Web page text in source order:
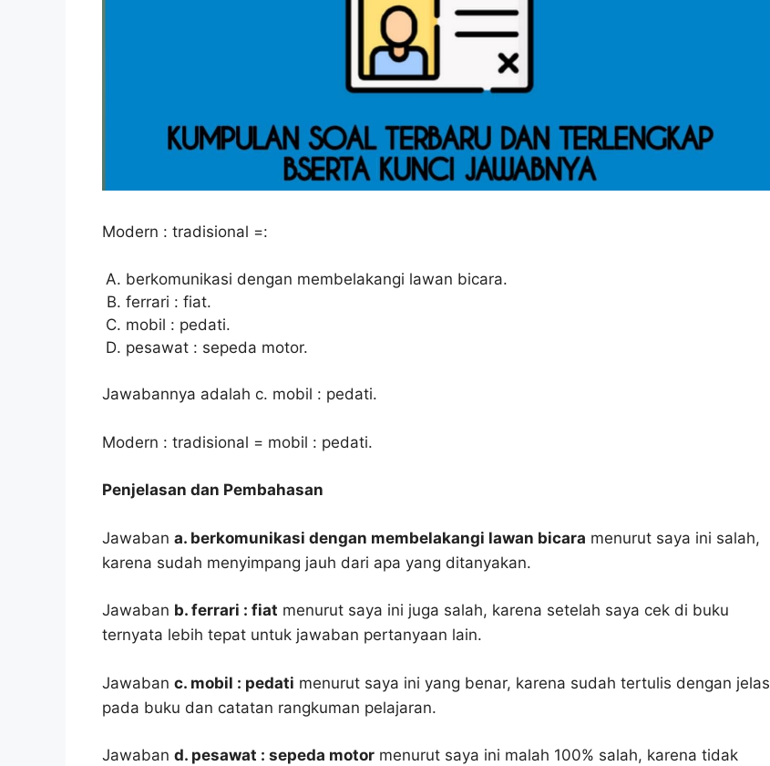
Modern : tradisional =:
berkomunikasi dengan membelakangi lawan bicara.
ferrari : fiat.
mobil : pedati.
pesawat : sepeda motor.
Jawabannya adalah c. mobil : pedati.
Modern : tradisional = mobil : pedati.
Penjelasan dan Pembahasan
Jawaban a. berkomunikasi dengan membelakangi lawan bicara menurut saya ini salah,
karena sudah menyimpang jauh dari apa yang ditanyakan.
Jawaban b. ferrari : fiat menurut saya ini juga salah, karena setelah saya cek di buku
ternyata lebih tepat untuk jawaban pertanyaan lain.
Jawaban c. mobil : pedati menurut saya ini yang benar, karena sudah tertulis dengan jelas
pada buku dan catatan rangkuman pelajaran.
Jawaban d. pesawat : sepeda motor menurut saya ini malah 100% salah, karena tidak